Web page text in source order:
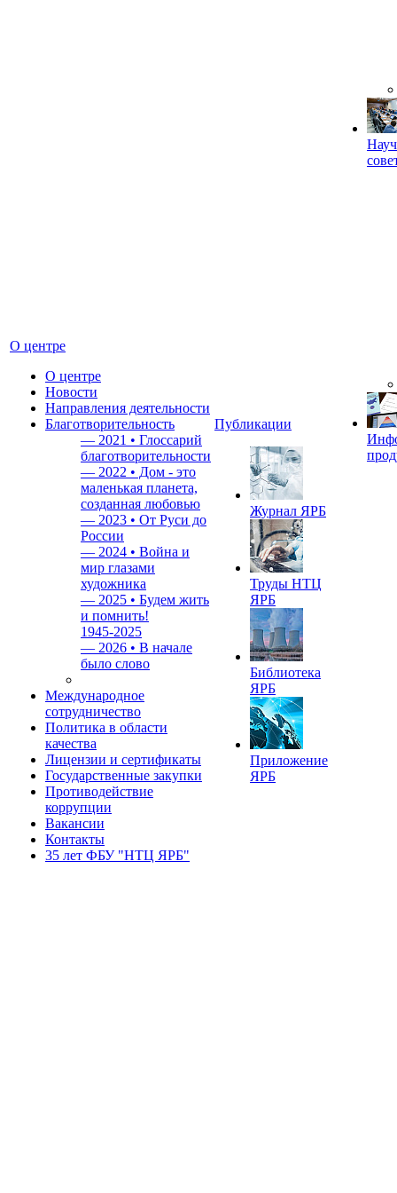
О центре
О центре
Новости
Направления деятельности
Благотворительность
— 2021 • Глоссарий
благотворительности
— 2022 • Дом - это
маленькая планета,
созданная любовью
— 2023 • От Руси до
России
— 2024 • Война и
мир глазами
художника
— 2025 • Будем жить
и помнить!
1945-2025
— 2026 • В начале
было слово
Международное
сотрудничество
Политика в области
качества
Лицензии и сертификаты
Государственные закупки
Противодействие
коррупции
Вакансии
Контакты
35 лет ФБУ "НТЦ ЯРБ"
Публикации
Журнал ЯРБ
Труды НТЦ
ЯРБ
Библиотека
ЯРБ
Приложение
ЯРБ